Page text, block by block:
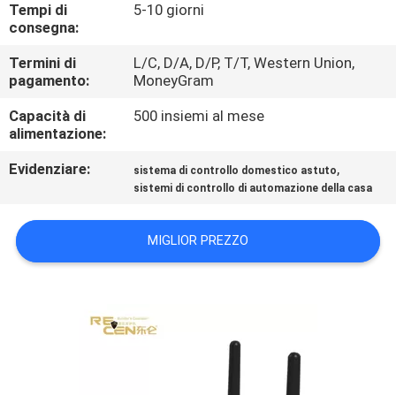
RICHIEDA
UNA
CITAZIONE
DEL
SITO
PRIVACY
Tempi di
consegna:
5-10 giorni
Termini di
pagamento:
L/C, D/A, D/P, T/T, Western Union,
MoneyGram
Capacità di
alimentazione:
500 insiemi al mese
Evidenziare: sistema di controllo domestico astuto,
sistemi di controllo di automazione della casa
MIGLIOR PREZZO